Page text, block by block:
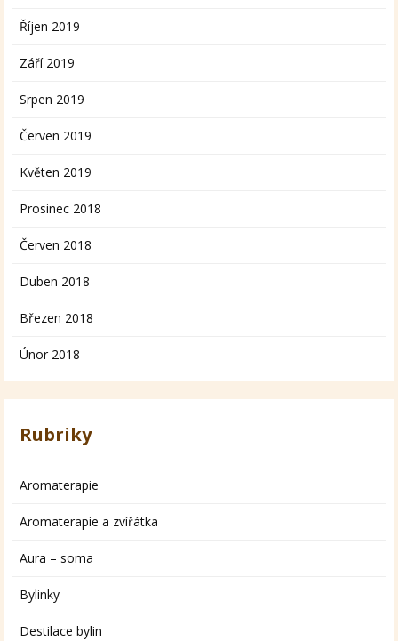
Říjen 2019
Září 2019
Srpen 2019
Červen 2019
Květen 2019
Prosinec 2018
Červen 2018
Duben 2018
Březen 2018
Únor 2018
Rubriky
Aromaterapie
Aromaterapie a zvířátka
Aura – soma
Bylinky
Destilace bylin